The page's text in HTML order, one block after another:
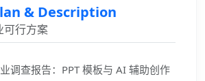
& Description
可行方案
调查报告：PPT 模板与 AI 辅助创作